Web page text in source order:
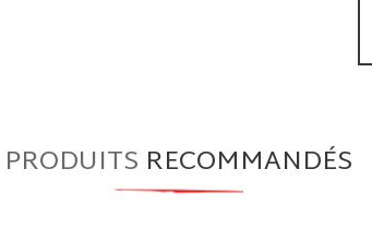
PRODUITS RECOMMANDÉS